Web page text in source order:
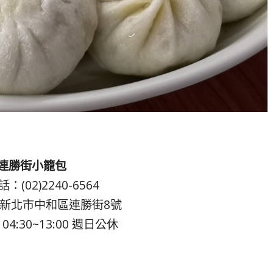
勝街小籠包
：(02)2240-6564
北市中和區連勝街8號
週日公休